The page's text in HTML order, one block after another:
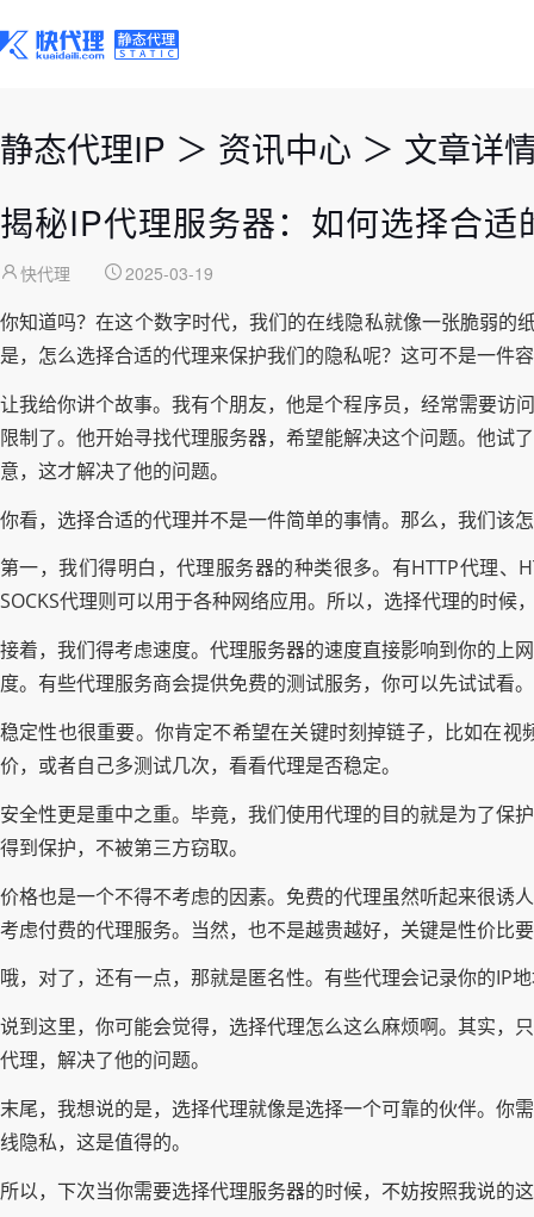
静态代理IP ＞ 资讯中心 ＞ 文章详
揭秘IP代理服务器：如何选择合
快代理 2025-03-19
你知道吗？在这个数字时代，我们的在线隐私就像一张脆弱的
是，怎么选择合适的代理来保护我们的隐私呢？这可不是一件
让我给你讲个故事。我有个朋友，他是个程序员，经常需要访
限制了。他开始寻找代理服务器，希望能解决这个问题。他试
意，这才解决了他的问题。
你看，选择合适的代理并不是一件简单的事情。那么，我们该
第一，我们得明白，代理服务器的种类很多。有HTTP代理、
SOCKS代理则可以用于各种网络应用。所以，选择代理的时候
接着，我们得考虑速度。代理服务器的速度直接影响到你的上
度。有些代理服务商会提供免费的测试服务，你可以先试试看。
稳定性也很重要。你肯定不希望在关键时刻掉链子，比如在
价，或者自己多测试几次，看看代理是否稳定。
安全性更是重中之重。毕竟，我们使用代理的目的就是为了保
得到保护，不被第三方窃取。
价格也是一个不得不考虑的因素。免费的代理虽然听起来很诱
考虑付费的代理服务。当然，也不是越贵越好，关键是性价比
哦，对了，还有一点，那就是匿名性。有些代理会记录你的IP
说到这里，你可能会觉得，选择代理怎么这么麻烦啊。其实，
代理，解决了他的问题。
末尾，我想说的是，选择代理就像是选择一个可靠的伙伴。你
线隐私，这是值得的。
所以，下次当你需要选择代理服务器的时候，不妨按照我说的